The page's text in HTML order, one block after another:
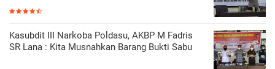
Kasubdit III Narkoba Poldasu, AKBP M Fadris
SR Lana : Kita Musnahkan Barang Bukti Sabu